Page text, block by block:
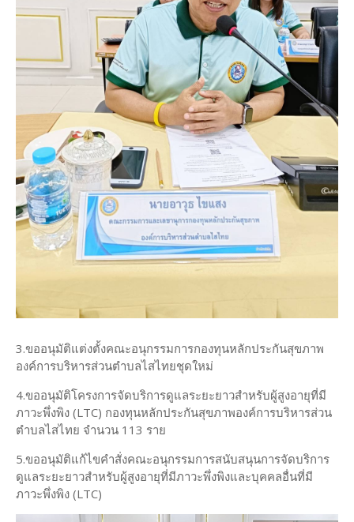
3.ขออนุมัติแต่งตั้งคณะอนุกรรมการกองทุนหลักประกันสุขภาพ
องค์การบริหารส่วนตำบลไสไทยชุดใหม่
4.ขออนุมัติโครงการจัดบริการดูแลระยะยาวสำหรับผู้สูงอายุที่มี
ภาวะพึ่งพิง (LTC) กองทุนหลักประกันสุขภาพองค์การบริหารส่วน
ตำบลไสไทย จำนวน 113 ราย
5.ขออนุมัติแก้ไขคำสั่งคณะอนุกรรมการสนับสนุนการจัดบริการ
ดูแลระยะยาวสำหรับผู้สูงอายุที่มีภาวะพึ่งพิงและบุคคลอื่นที่มี
ภาวะพึ่งพิง (LTC)